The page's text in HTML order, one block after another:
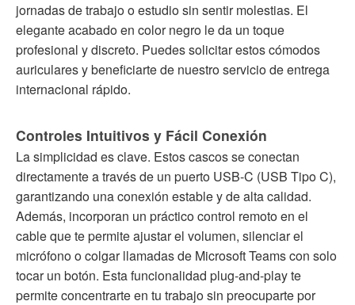
jornadas de trabajo o estudio sin sentir molestias. El
elegante acabado en color negro le da un toque
profesional y discreto. Puedes solicitar estos cómodos
auriculares y beneficiarte de nuestro servicio de entrega
internacional rápido.
Controles Intuitivos y Fácil Conexión
La simplicidad es clave. Estos cascos se conectan
directamente a través de un puerto USB-C (USB Tipo C),
garantizando una conexión estable y de alta calidad.
Además, incorporan un práctico control remoto en el
cable que te permite ajustar el volumen, silenciar el
micrófono o colgar llamadas de Microsoft Teams con solo
tocar un botón. Esta funcionalidad plug-and-play te
permite concentrarte en tu trabajo sin preocuparte por